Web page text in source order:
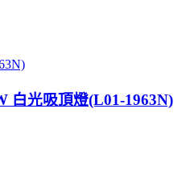
白光吸頂燈(L01-1963N)